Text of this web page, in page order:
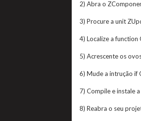
2) Abra o
3) Procure a unit
4) Localize a function
5) Acrescente os
6) Mude a intrução if
7) Compile e instale a
8) Reabra o seu